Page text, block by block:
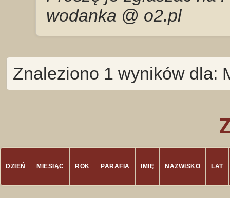
wodanka @ o2.pl
Znaleziono 1 wyników dla:
DZIEŃ MIESIĄC ROK PARAFIA IMIĘ NAZWISKO LAT